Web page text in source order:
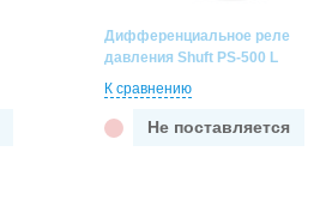
Дифференциальное реле
давления Shuft PS-500 L
К сравнению
Не поставляется